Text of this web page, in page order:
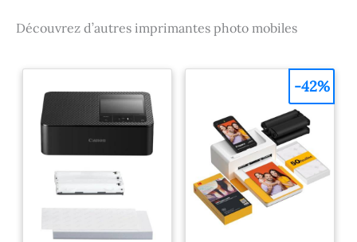
format carte postale en
revêtement spécial de
protection pour vos
souvenirs, les photos
peuvent durer jusqu'à
100 ans. Elles sont non
seulement résistantes à
l'eau, aux rayures et aux
empreintes digitales,
Découvrez d’autres imprimantes photo mobiles
-42%